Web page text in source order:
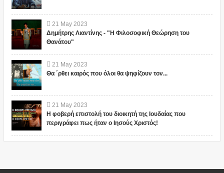
21 May 2023
Δημήτρης Λιαντίνης - "Η Φιλοσοφική Θεώρηση του
Θανάτου"
21 May 2023
Θα ΄ρθει καιρός που όλοι θα ψηφίζουν τον...
21 May 2023
Η φοβερή επιστολή του διοικητή της Ιουδαίας που
περιγράφει πως ήταν ο Ιησούς Χριστός!